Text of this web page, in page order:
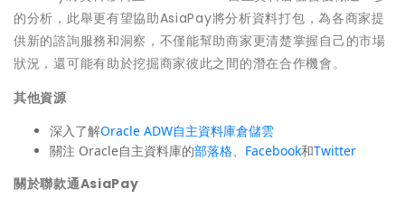
的分析，此舉更有望協助AsiaPay將分析資料打包，為各商家提
供新的諮詢服務和洞察，不僅能幫助商家更清楚掌握自己的市場
狀況，還可能有助於挖掘商家彼此之間的潛在合作機會。
其他資源
深入了解Oracle ADW自主資料庫倉儲雲
關注 Oracle自主資料庫的部落格、 Facebook和Twitter
關於聯款通AsiaPay